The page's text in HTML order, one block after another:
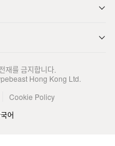
재를 금지합니다.
Hong Kong Ltd.
Cookie Policy
어